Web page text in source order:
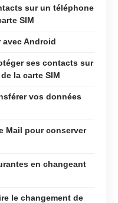
sur un téléphone
SIM
avec Android
ses contacts sur
la carte SIM
vos données
Mail pour conserver
en changeant
le changement de